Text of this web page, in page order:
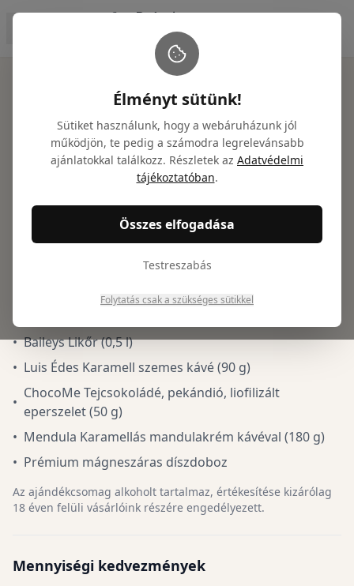
Ajándékcsomagok Baileys ajándékcsomag
Baileys ajándékcsomag
Cikkszám: NTGY100001
28 543Ft
Csomag tartalma:
• Baileys Likőr (0,5 l)
• Luis Édes Karamell szemes kávé (90 g)
•
ChocoMe Tejcsokoládé, pekándió, liofilizált
eperszelet (50 g)
• Mendula Karamellás mandulakrém kávéval (180 g)
• Prémium mágneszáras díszdoboz
Az ajándékcsomag alkoholt tartalmaz, értékesítése kizárólag
18 éven felüli vásárlóink részére engedélyezett.
Mennyiségi kedvezmények
Élményt sütünk!
Sütiket használunk, hogy a webáruházunk jól
működjön, te pedig a számodra legrelevánsabb
ajánlatokkal találkozz. Részletek az Adatvédelmi
tájékoztatóban.
Összes elfogadása
Testreszabás
Folytatás csak a szükséges sütikkel